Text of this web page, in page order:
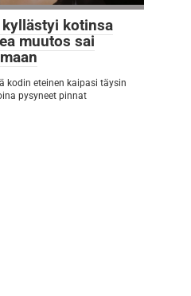
kyllästyi kotinsa
muutos sai
kodin eteinen kaipasi täysin
pysyneet pinnat